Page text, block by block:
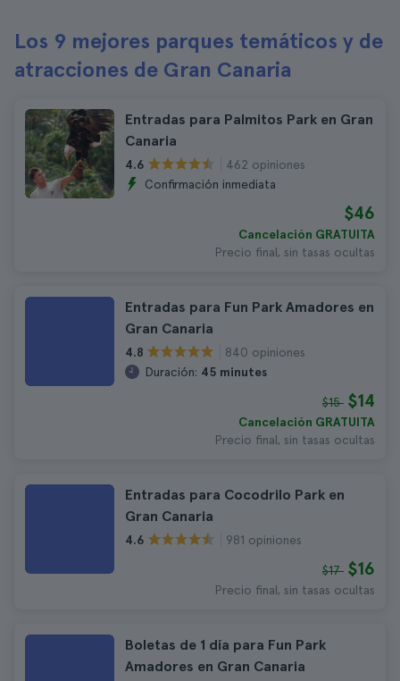
Los 9 mejores parques temáticos y de
atracciones de Gran Canaria
Entradas para Palmitos Park en Gran
Canaria
4.6
462 opiniones
Confirmación inmediata
$46
Cancelación GRATUITA
Precio final, sin tasas ocultas
Entradas para Fun Park Amadores en
Gran Canaria
4.8
840 opiniones
Duración: 45 minutes
$15 $14
Cancelación GRATUITA
Precio final, sin tasas ocultas
Entradas para Cocodrilo Park en
Gran Canaria
4.6 981 opiniones
$17 $16
Precio final, sin tasas ocultas
Boletas de 1 día para Fun Park
Amadores en Gran Canaria